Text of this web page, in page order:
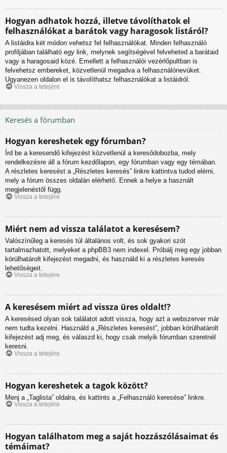
Hogyan adhatok hozzá, illetve távolíthatok el
felhasználókat a barátok vagy haragosok listáról?
A listáidra két módon vehetsz fel felhasználókat. Minden felhasználó
profiljában található egy link, melynek segítségével felveheted a barátaid
vagy a haragosaid közé. Emellett a felhasználói vezérlőpultban is
felvehetsz embereket, közvetlenül megadva a felhasználónevüket.
Ugyanezen oldalon el is távolíthatsz felhasználókat a listáidról.
Vissza a tetejére
Keresés a fórumban
Hogyan kereshetek egy fórumban?
Írd be a keresendő kifejezést közvetlenül a keresődobozba, mely
rendelkezésre áll a fórum kezdőlapon, egy fórumban vagy egy témában.
A részletes keresést a „Részletes keresés” linkre kattintva tudod elérni,
mely a fórum összes oldalán elérhető. Ennek a helye a használt
megjelenéstől függ.
Vissza a tetejére
Miért nem ad vissza találatot a keresésem?
Valószínűleg a keresés túl általános volt, és sok gyakori szót
tartalmazhatott, melyeket a phpBB3 nem indexel. Próbálj meg egy jobban
körülhatárolt kifejezést megadni, és használd ki a részletes keresés
lehetőségeit.
Vissza a tetejére
A keresésem miért ad vissza üres oldalt!?
A keresésed olyan sok találatot adott vissza, hogy azt a webszerver már
nem tudta kezelni. Használd a „Részletes keresést”, jobban körülhatárolt
kifejezést adj meg, és válaszd ki, hogy csak melyik fórumban szeretnél
keresni.
Vissza a tetejére
Hogyan kereshetek a tagok között?
Menj a „Taglista” oldalra, és kattints a „Felhasználó keresése” linkre.
Vissza a tetejére
Hogyan találhatom meg a saját hozzászólásaimat és
témáimat?